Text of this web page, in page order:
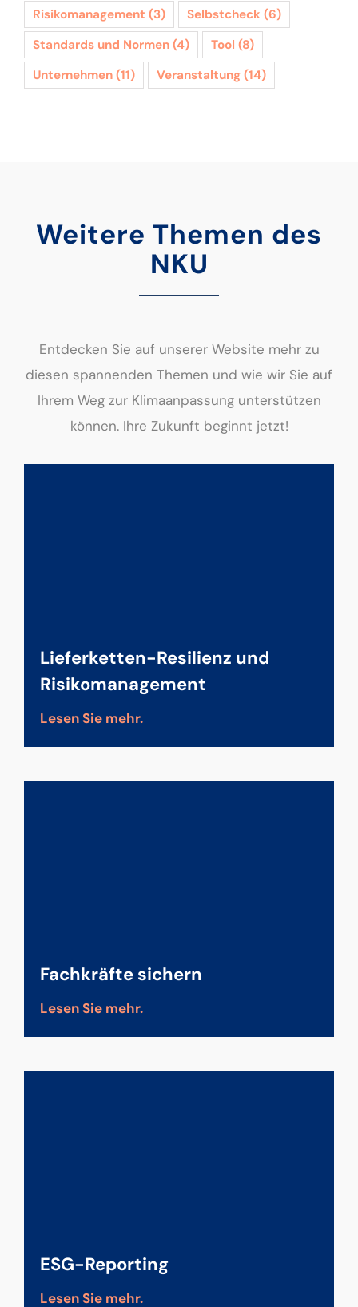
Risikomanagement (3) Selbstcheck (6)
Standards und Normen (4) Tool (8)
Unternehmen (11) Veranstaltung (14)
Weitere Themen des
NKU
Entdecken Sie auf unserer Website mehr zu
diesen spannenden Themen und wie wir Sie auf
Ihrem Weg zur Klimaanpassung unterstützen
können. Ihre Zukunft beginnt jetzt!
Lieferketten-Resilienz und
Risikomanagement
Lesen Sie mehr.
Fachkräfte sichern
Lesen Sie mehr.
ESG-Reporting
Lesen Sie mehr.